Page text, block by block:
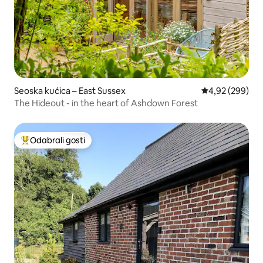
Seoska kućica – East Sussex Prosječna
4,92 (299)
The Hideout - in the heart of Ashdown Forest
Među najviše rangiranima s oznakom „Odabrali gosti”
Odabrali gosti